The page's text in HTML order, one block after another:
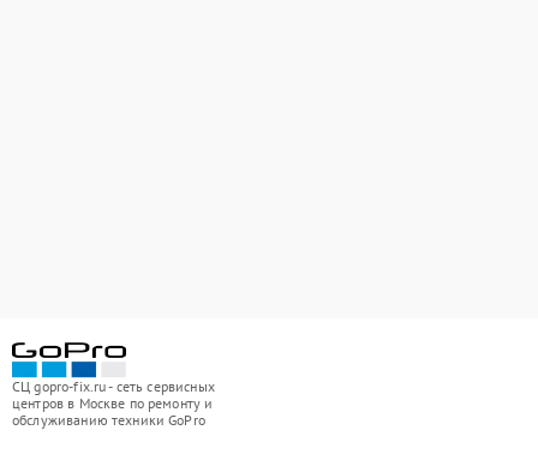
СЦ gopro-fix.ru - сеть сервисных
центров в Москве по ремонту и
обслуживанию техники GoPro